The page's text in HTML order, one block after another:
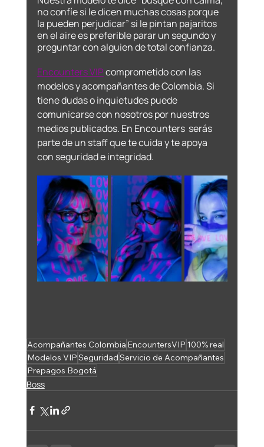
no confíe si le dicen muchas cosas porque
la pueden perjudicar” si le pintan pajaritos
en el aire es preferible parar un segundo y
preguntar con alguien de total confianza.
Encounters VIP comprometido con las
modelos y acompañantes de Colombia. Si
tiene dudas o inquietudes puede
comunicarse con nosotros por nuestros
medios publicados. En Encounters  serás
parte de un staff que te cuida y te apoya
con seguridad e integridad.
Acompañantes Colombia EncountersVIP 100% real
Modelos VIPSeguridadServicio de Acompañantes
Prepagos Bogotá
Boss